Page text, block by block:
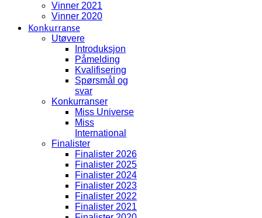
Vinner 2021
Vinner 2020
Konkurranse
Utøvere
Introduksjon
Påmelding
Kvalifisering
Spørsmål og
svar
Konkurranser
Miss Universe
Miss
International
Finalister
Finalister 2026
Finalister 2025
Finalister 2024
Finalister 2023
Finalister 2022
Finalister 2021